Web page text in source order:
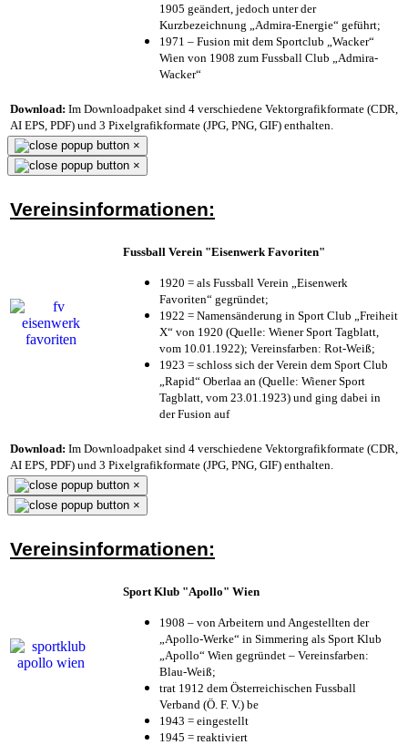
1905 geändert, jedoch unter der
Kurzbezeichnung „Admira-Energie“ geführt;
1971 – Fusion mit dem Sportclub „Wacker“
Wien von 1908 zum Fussball Club „Admira-
Wacker“
Download: Im Downloadpaket sind 4 verschiedene Vektorgrafikformate (CDR,
AI EPS, PDF) und 3 Pixelgrafikformate (JPG, PNG, GIF) enthalten.
×
×
Vereinsinformationen:
Fussball Verein "Eisenwerk Favoriten"
1920 = als Fussball Verein „Eisenwerk
Favoriten“ gegründet;
1922 = Namensänderung in Sport Club „Freiheit
X“ von 1920 (Quelle: Wiener Sport Tagblatt,
vom 10.01.1922); Vereinsfarben: Rot-Weiß;
1923 = schloss sich der Verein dem Sport Club
„Rapid“ Oberlaa an (Quelle: Wiener Sport
Tagblatt, vom 23.01.1923) und ging dabei in
der Fusion auf
Download: Im Downloadpaket sind 4 verschiedene Vektorgrafikformate (CDR,
AI EPS, PDF) und 3 Pixelgrafikformate (JPG, PNG, GIF) enthalten.
×
×
Vereinsinformationen:
Sport Klub "Apollo" Wien
1908 – von Arbeitern und Angestellten der
„Apollo-Werke“ in Simmering als Sport Klub
„Apollo“ Wien gegründet – Vereinsfarben:
Blau-Weiß;
trat 1912 dem Österreichischen Fussball
Verband (Ö. F. V.) be
1943 = eingestellt
1945 = reaktiviert